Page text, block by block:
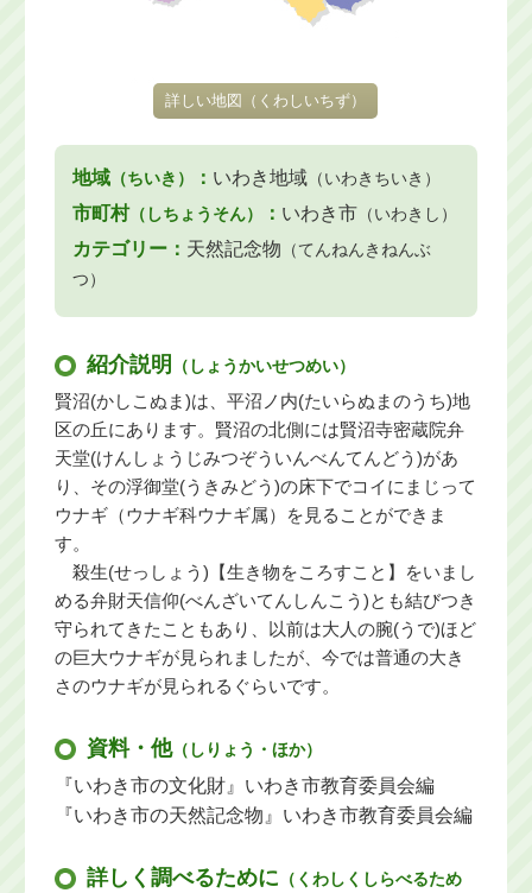
詳しい地図 （くわしいちず）
地域（ちいき） ： いわき地域（いわきちいき）
市町村（しちょうそん） ： いわき市（いわきし）
カテゴリー： 天然記念物 （てんねんきねんぶ
つ）
紹介説明 （しょうかいせつめい）
賢沼(かしこぬま)は、平沼ノ内(たいらぬまのうち)地
区の丘にあります。賢沼の北側には賢沼寺密蔵院弁
天堂(けんしょうじみつぞういんべんてんどう)があ
り、その浮御堂(うきみどう)の床下でコイにまじって
ウナギ（ウナギ科ウナギ属）を見ることができま
す。
殺生(せっしょう)【生き物をころすこと】をいまし
める弁財天信仰(べんざいてんしんこう)とも結びつき
守られてきたこともあり、以前は大人の腕(うで)ほど
の巨大ウナギが見られましたが、今では普通の大き
さのウナギが見られるぐらいです。
資料・他（しりょう・ほか）
『いわき市の文化財』いわき市教育委員会編
『いわき市の天然記念物』いわき市教育委員会編
詳しく調べるために （くわしくしらべるため